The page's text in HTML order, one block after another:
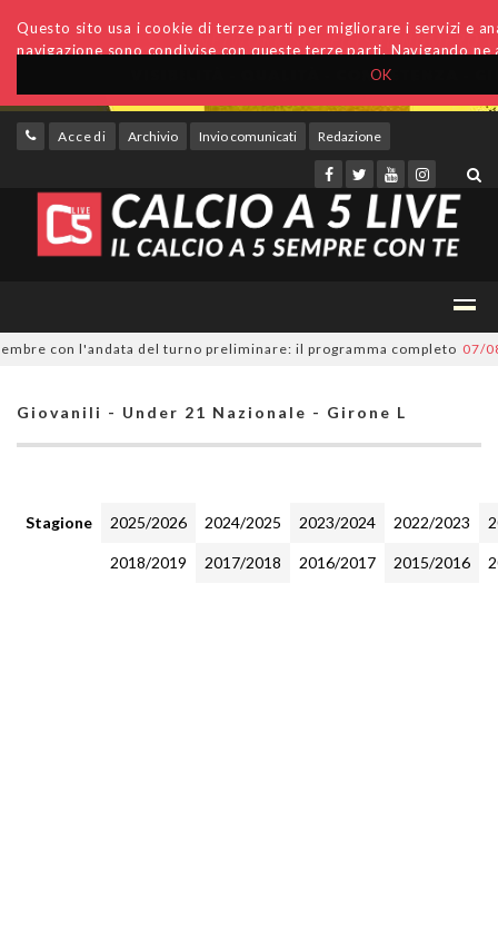
OK
Questo sito usa i cookie di terze parti per migliorare i servizi e
navigazione sono condivise con queste terze parti. Navigando
Accedi Archivio Invio comunicati Redazione
con l'andata del turno preliminare: il programma completo 07/08/
Giovanili - Under 21 Nazionale - Girone L
Stagione 2025/2026 2024/2025 2023/2024 2022/2023
2018/2019 2017/2018 2016/2017 2015/2016